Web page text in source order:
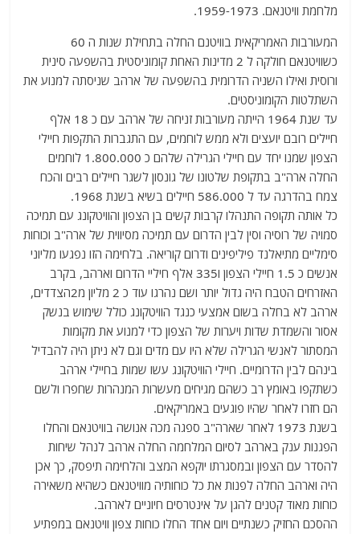
p
p
m
o
k
מלחמת וויטנאם. 1959-1973.
המעורבות האמריקאית בוויטנם החלה בתחילת שנות ה 60
כשוויטנאם חולקה ל 2 מדינות האחת קומוניסטית בהשפעה סינית
ורוסית ואילו השניה הדרומית בהשפעה של ארהב שניסתה למנוע את
השתלטות הקומוניסטים.
עד שנת 1964 הייתה מעורבות זניחה של ארהב עם כ 18 אלף
חיילים רובם יועצים ולא ממש לוחמים, עם התגברות התקפות חיילי
הצפון שמנו יחד עם חיילי הגרילה שלהם כ 1.800.000 לוחמים
החלה ארה"ב בתקופת שלטונו של גונסון לשגר חיילים רבים והכח
צמח בהדרגה עד ל 586.000 חיילים בשיא בשנת 1968.
כל אותה תקופה התנהלו קרבות קשים בן הצפון והוויטקונג עם תמיכה
סמויה של רוסיה וסין לבין הדרום עם תמיכה מסיווית של ארה"ב וכוחות
סימליים מתיאלנד פיליפינים ודרום קוריאה. בלחימה הזו נפגעו מליוני
אנשים כ 1.5 חיילי הצפון ו335 אלף חיליי הדרום וארהב, בקרב
האזרחים הטבח היה גדול יותר ושם נהרגו עוד כ 2 מליון מ2הצדדים,
ארהב לא בחלה בשום אמצעי כנגד הוויטקונג כולל שימוש בנשק
אסור והשמדת שדות ויערות של הצפון כדי למנוע את מקומות
המסתור לאנשי הגרילה שלא היו עם מדים וגם לא ניתן היה להבדיל
בינהם לבין הדרומיים. חיילי הוויטקונג עשו שמות בחיילי ארהב
כשתקפו באומץ רב כשהם מגיחים מעשרות המנהרות שחפרו ולשם
הם חזרו לאחר שהיו פוגעים באמריקאים.
בשנת 1973 לאחר שארה"ב ספגה מכה אנושה בוויטנאם והחלו
הפגנות ענק בארהב לסיום המלחמה החלה ארהב לנהל שיחות
להסדר עם הצפון ובמסגרתו יוקפא המצב והלחימה תיפסק, כך אכן
היה וארהב החלה לפנות את כל כוחותיה מוויטנאם כשהיא משאירה
כוחות מאוד קטנים להגן על אינטרסים חיוניים לארהב.
ההסכם החזיק כשנתיים ויום אחד החלו כוחות צפון וויטנאם במפתיע